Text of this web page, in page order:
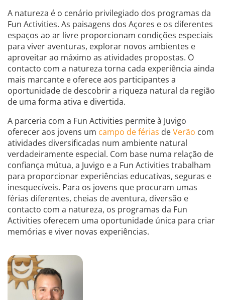
A natureza é o cenário privilegiado dos programas da
Fun Activities. As paisagens dos Açores e os diferentes
espaços ao ar livre proporcionam condições especiais
para viver aventuras, explorar novos ambientes e
aproveitar ao máximo as atividades propostas. O
contacto com a natureza torna cada experiência ainda
mais marcante e oferece aos participantes a
oportunidade de descobrir a riqueza natural da região
de uma forma ativa e divertida.
A parceria com a Fun Activities permite à Juvigo
oferecer aos jovens um campo de férias deVerão com
atividades diversificadas num ambiente natural
verdadeiramente especial. Com base numa relação de
confiança mútua, a Juvigo e a Fun Activities trabalham
para proporcionar experiências educativas, seguras e
inesquecíveis. Para os jovens que procuram umas
férias diferentes, cheias de aventura, diversão e
contacto com a natureza, os programas da Fun
Activities oferecem uma oportunidade única para criar
memórias e viver novas experiências.